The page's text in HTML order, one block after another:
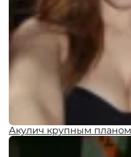
Акулич крупным планом